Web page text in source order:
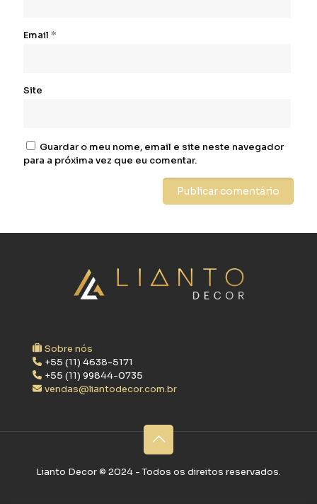
Email *
Site
Guardar o meu nome, email e site neste navegador
para a próxima vez que eu comentar.
Sobre nós
+55 (11) 4638-5171
+55 (11) 99844-0735
vendas@liantodecor.com.br
Lianto Decor ©‎ 2024 - Todos os direitos reservados.